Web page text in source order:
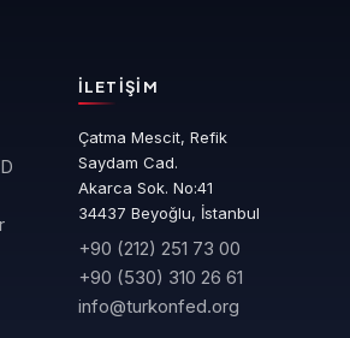
İLETIŞIM
Çatma Mescit, Refik
Saydam Cad.
Akarca Sok. No:41
34437 Beyoğlu, İstanbul
+90 (212) 251 73 00
+90 (530) 310 26 61
info@turkonfed.org